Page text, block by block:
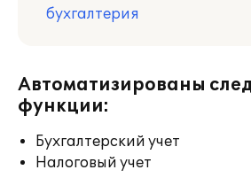
бухгалтерия
Автоматизированы
функции:
Бухгалтерский учет
Налоговый учет